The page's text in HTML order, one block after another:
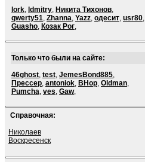
lork, ldmitry, Никита Тихонов,
qwerty51, Zhanna, Yazz, одесит, usr80,
Guasho, Козак Рог,
Только что были на сайте:
46ghost, test, JemesBond885,
Прессер, antoniok, BHop, Oldman,
Pumcha, ves, Gaw,
Справочная:
Николаев
Воскресенск